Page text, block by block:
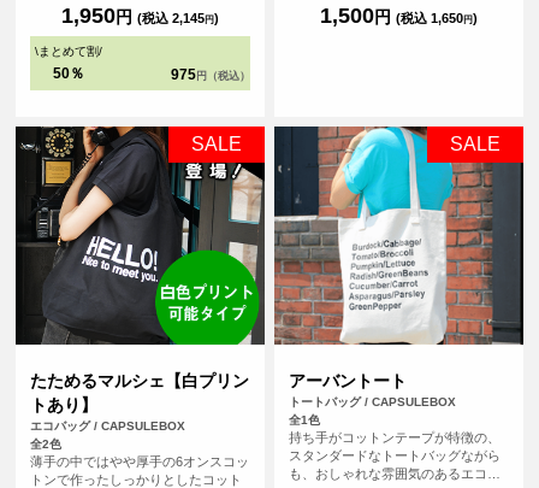
ゆったりかけて手を塞がず、老若男
女問わずご使用いただけます。
1,950円 (税込 2,145円)
\まとめて割/
50％ 975 円（税込）
からフルカラープリントでオリジナ
ルエコバッグを作ることができま
1,500円 (税込 1,650円)
SALE
たためるマルシェ【白プリン
トあり】
エコバッグ / CAPSULEBOX
全2色
薄手の中ではやや厚手の6オンスコッ
トンで作ったしっかりとしたコット
SALE
アーバントート
トートバッグ / CAPSULEBOX
全1色
持ち手がコットンテープが特徴の、
スタンダードなトートバッグながら
も、おしゃれな雰囲気のあるエコバ